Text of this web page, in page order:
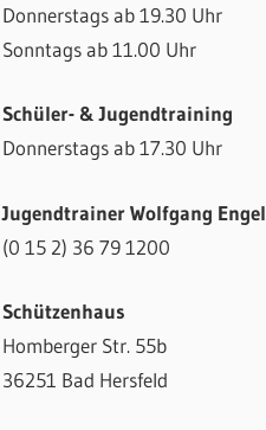
Donnerstags ab 19.30 Uhr
Sonntags ab 11.00 Uhr
Schüler- & Jugendtraining
Donnerstags ab 17.30 Uhr
Jugendtrainer Wolfgang Engel
(0 15 2) 36 79 1200
Schützenhaus
Homberger Str. 55b
36251 Bad Hersfeld